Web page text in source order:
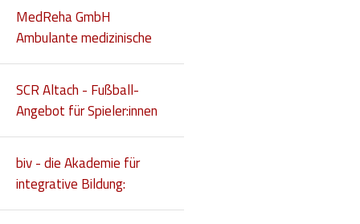
MedReha GmbH
Ambulante medizinische
Rehabilitation
SCR Altach - Fußball-
Angebot für Spieler:innen
mit Beeinträchtigung
biv - die Akademie für
integrative Bildung:
Lehrgänge 2025/2026